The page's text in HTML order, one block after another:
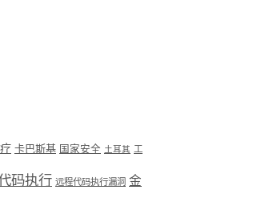
卡巴斯基 国家安全 土耳其 工
码执行 远程代码执行漏洞 金